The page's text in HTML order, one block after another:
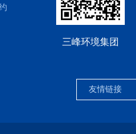
三峰环境集团